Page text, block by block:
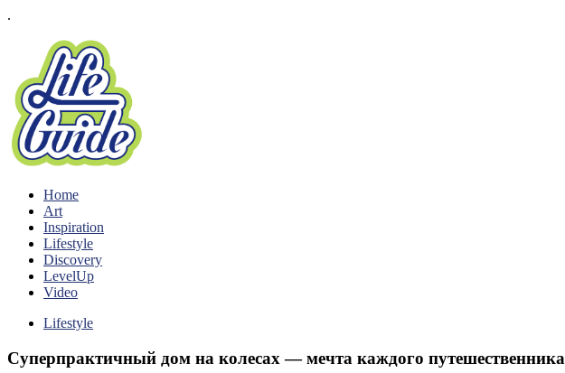
.
Home
Art
Inspiration
Lifestyle
Discovery
LevelUp
Video
Lifestyle
Суперпрактичный дом на колесах — мечта каждого путешественника